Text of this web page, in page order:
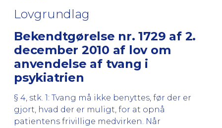
Lovgrundlag
Bekendtgørelse nr. 1729 af 2.
december 2010 af lov om
anvendelse af tvang i
psykiatrien
§ 4, stk. 1: Tvang må ikke benyttes, før der er
gjort, hvad der er muligt, for at opnå
patientens frivillige medvirken. Når